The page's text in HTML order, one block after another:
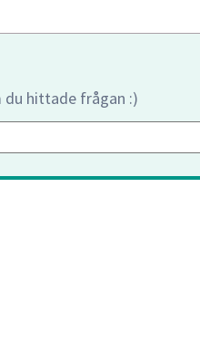
hittade frågan :)